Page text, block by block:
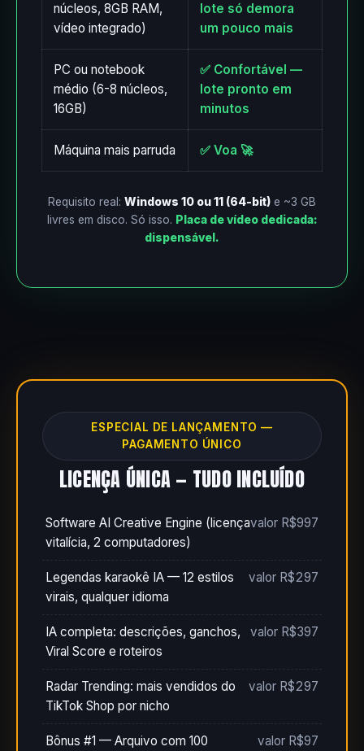
núcleos, 8GB RAM,
vídeo integrado)
lote só demora
um pouco mais
PC ou notebook
médio (6-8 núcleos,
16GB)
✅ Confortável —
lote pronto em
minutos
Máquina mais parruda ✅ Voa 🚀
Requisito real: Windows 10 ou 11 (64-bit) e ~3 GB
livres em disco. Só isso. Placa de vídeo dedicada:
dispensável.
ESPECIAL DE LANÇAMENTO —
PAGAMENTO ÚNICO
LICENÇA ÚNICA — TUDO INCLUÍDO
Software AI Creative Engine (licença
vitalícia, 2 computadores)
valor R$997
Legendas karaokê IA — 12 estilos
virais, qualquer idioma
valor R$297
IA completa: descrições, ganchos,
Viral Score e roteiros
valor R$397
Radar Trending: mais vendidos do
TikTok Shop por nicho
valor R$297
Bônus #1 — Arquivo com 100 valor R$97